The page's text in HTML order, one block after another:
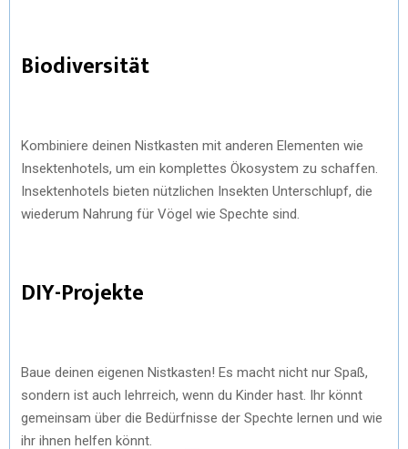
Biodiversität
Kombiniere deinen Nistkasten mit anderen Elementen wie
Insektenhotels, um ein komplettes Ökosystem zu schaffen.
Insektenhotels bieten nützlichen Insekten Unterschlupf, die
wiederum Nahrung für Vögel wie Spechte sind.
DIY-Projekte
Baue deinen eigenen Nistkasten! Es macht nicht nur Spaß,
sondern ist auch lehrreich, wenn du Kinder hast. Ihr könnt
gemeinsam über die Bedürfnisse der Spechte lernen und wie
ihr ihnen helfen könnt.